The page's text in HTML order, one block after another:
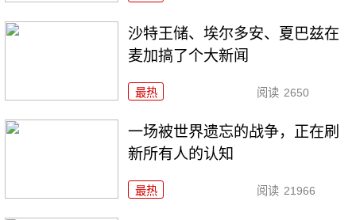
沙特王储、埃尔多安、夏巴兹在
麦加搞了个大新闻
最热 阅读 2650
一场被世界遗忘的战争，正在刷
新所有人的认知
最热 阅读 21966